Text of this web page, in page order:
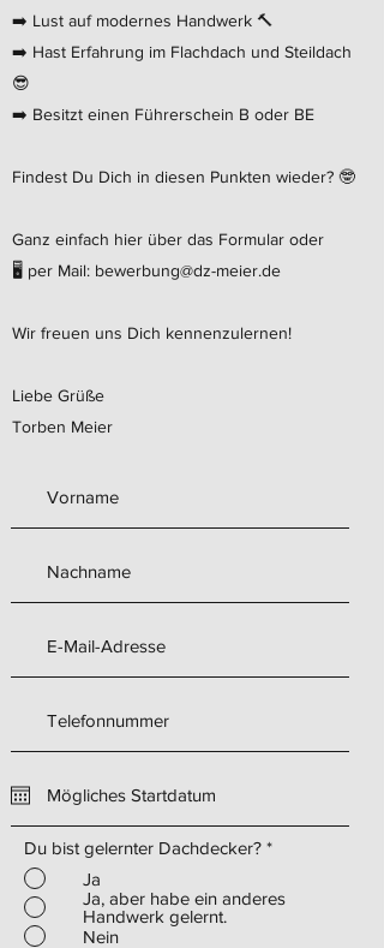
➡️ Lust auf modernes Handwerk 🔨
➡️ Hast Erfahrung im Flachdach und Steildach
😎
➡️ Besitzt einen Führerschein B oder BE
Findest Du Dich in diesen Punkten wieder? 🤓
Ganz einfach hier über das Formular oder
🖥 per Mail: bewerbung@dz-meier.de
Wir freuen uns Dich kennenzulernen!
Liebe Grüße
Torben Meier
Du bist gelernter Dachdecker? *
Ja
Ja, aber habe ein anderes
Handwerk gelernt.
Nein